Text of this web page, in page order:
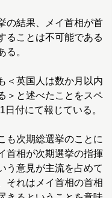
の結果、メイ首相が首
ることは不可能である
る。
＜英国人は数か月以内
＞と述べたことをスペ
日付にて報じている。
次期総選挙のことに
首相が次期選挙の指揮
う意見が主流を占めて
それはメイ首相の首相